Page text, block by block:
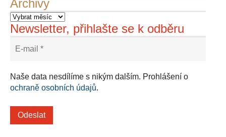
Archivy
Newsletter, přihlašte se k odběru
Naše data nesdílíme s nikým dalším. Prohlášení o
ochraně osobních údajů.